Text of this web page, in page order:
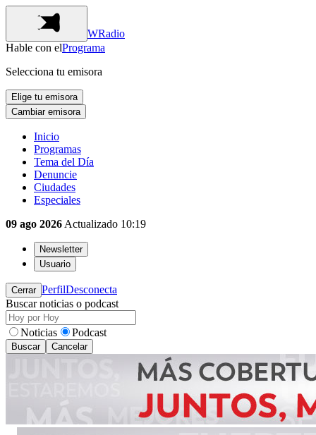
WRadio
Hable con elPrograma
Selecciona tu emisora
Elige tu emisora
Cambiar emisora
Inicio
Programas
Tema del Día
Denuncie
Ciudades
Especiales
09 ago 2026 Actualizado 10:19
Newsletter
Usuario
Cerrar PerfilDesconecta
Buscar noticias o podcast
Noticias Podcast
Buscar Cancelar